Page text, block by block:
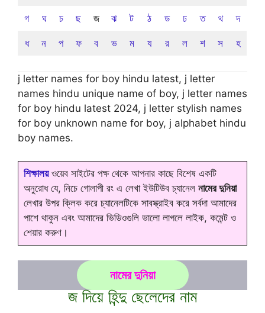
গ ঘ চ ছ জ ঝ ট ঠ ড ঢ ত থ দ
ধ ন প ফ ব ভ ম য র ল শ স হ
j letter names for boy hindu latest, j letter
names hindu unique name of boy, j letter names
for boy hindu latest 2024, j letter stylish names
for boy unknown name for boy, j alphabet hindu
boy names.
শিক্ষালয়ওয়েব সাইটের পক্ষ থেকে আপনার কাছে বিশেষ একটি
অনুরোধ যে, নিচে গোলাপী রং এ লেখা ইউটিউব চ্যানেল নামের দুনিয়া
লেখার উপর ক্লিক করে চ্যানেলটিকে সাবস্ক্রাইব করে সর্বদা আমাদের
পাশে থাকুন এবং আমাদের ভিডিওগুলি ভালো লাগলে লাইক, কমেন্ট ও
শেয়ার করুণ।
নামের দুনিয়া
জ দিয়ে হিন্দু ছেলেদের নাম